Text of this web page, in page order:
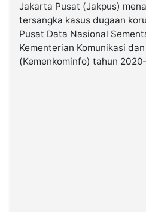
Kabarbaru.co
2026
Jakarta Pusat (Jakpus)
tersangka kasus dugaan
Pusat Data Nasional
Kementerian Komunikasi
(Kemenkominfo) tahun